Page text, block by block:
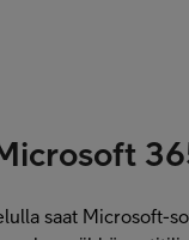
saat Microsoft-